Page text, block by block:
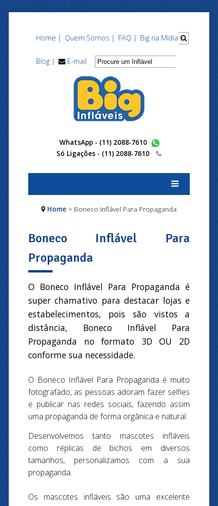
Home | Quem Somos | FAQ | Big na Mídia |
Blog | E-mail
WhatsApp - (11) 2088-7610
Só Ligações - (11) 2088-7610
Home> Boneco Inflável Para Propaganda
Boneco Inflável Para
Propaganda
O Boneco Inflável Para Propaganda é
super chamativo para destacar lojas e
estabelecimentos, pois são vistos a
distância, Boneco Inflável Para
Propaganda no formato 3D OU 2D
conforme sua necessidade.
O Boneco Inflável Para Propaganda é muito
fotografado, as pessoas adoram fazer selfies
e publicar nas redes sociais, fazendo assim
uma propaganda de forma orgânica e natural.
Desenvolvemos tanto mascotes infláveis
como réplicas de bichos em diversos
tamanhos, personalizamos com a sua
propaganda.
Os mascotes infláveis são uma excelente